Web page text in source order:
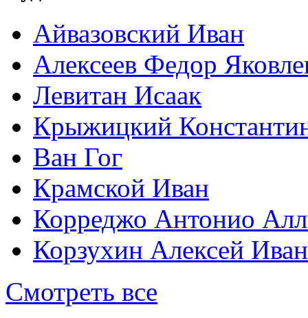
Айвазовский Иван
Алексеев Федор
Левитан Исаак
Крыжицкий
Ван Гог
Крамской Иван
Корреджо Антонио
Корзухин Алексей
Смотреть все